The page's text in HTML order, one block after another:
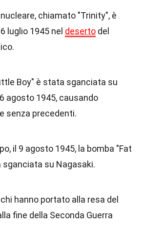
chiamato "Trinity", è
luglio 1945 nel deserto del
Boy" è stata sganciata su
agosto 1945, causando
senza precedenti.
il 9 agosto 1945, la bomba "Fat
sganciata su Nagasaki.
hanno portato alla resa del
fine della Seconda Guerra